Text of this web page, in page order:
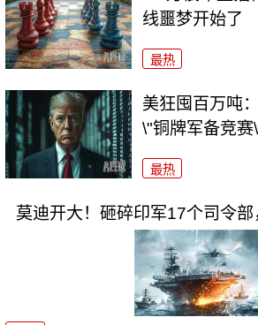
线噩梦开始了
最热
美狂囤百万吨
\"铜牌军备竞赛
最热
莫迪开大！砸碎印军17个司令